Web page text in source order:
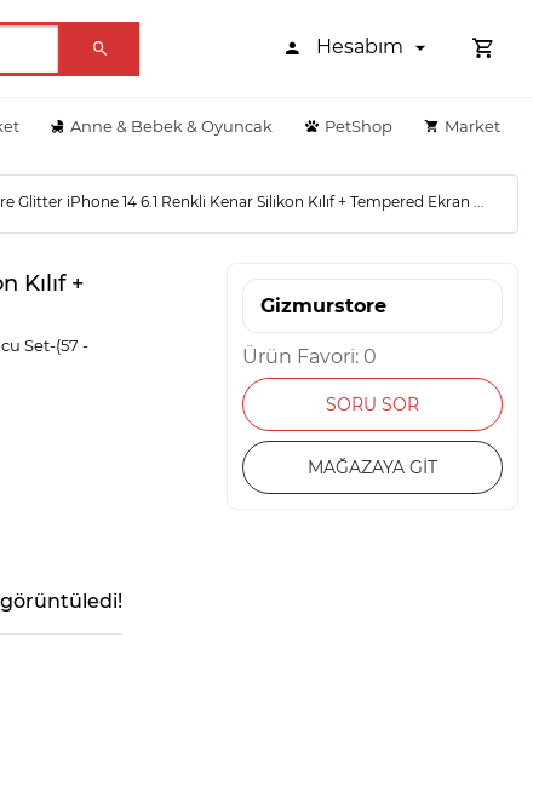
Hesabım
Anne & Bebek & Oyuncak PetShop Market
Glitter iPhone 14 6.1 Renkli Kenar Silikon Kılıf + Tempered Ekran ...
Kılıf +
Set-(57 -
Gizmurstore
Ürün Favori: 0
SORU SOR
MAĞAZAYA GİT